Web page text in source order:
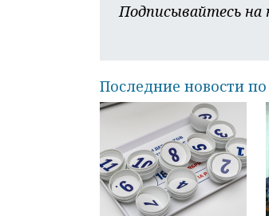
Подписывайтесь на
Последние новости